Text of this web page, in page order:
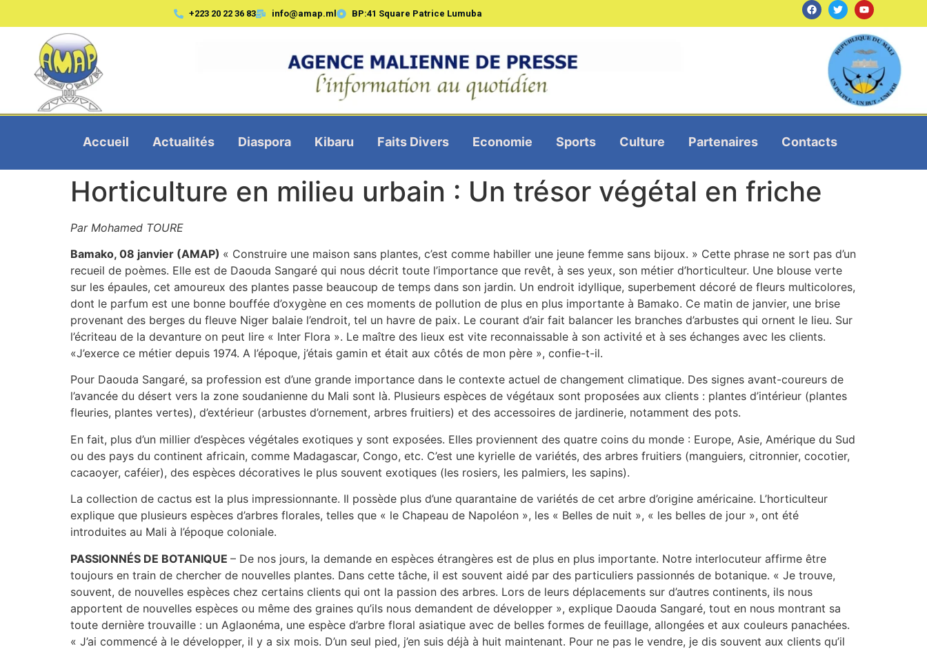
+223 20 22 36 83 info@amap.ml BP:41 Square Patrice Lumuba
Accueil Actualités Diaspora Kibaru Faits Divers Economie Sports Culture Partenaires Contacts
Horticulture en milieu urbain : Un trésor végétal en friche
Par Mohamed TOURE
Bamako, 08 janvier (AMAP) « Construire une maison sans plantes, c’est comme habiller une jeune femme sans bijoux. » Cette phrase ne sort pas d’un
recueil de poèmes. Elle est de Daouda Sangaré qui nous décrit toute l’importance que revêt, à ses yeux, son métier d’horticulteur. Une blouse verte
sur les épaules, cet amoureux des plantes passe beaucoup de temps dans son jardin. Un endroit idyllique, superbement décoré de fleurs multicolores,
dont le parfum est une bonne bouffée d’oxygène en ces moments de pollution de plus en plus importante à Bamako. Ce matin de janvier, une brise
provenant des berges du fleuve Niger balaie l’endroit, tel un havre de paix. Le courant d’air fait balancer les branches d’arbustes qui ornent le lieu. Sur
l’écriteau de la devanture on peut lire « Inter Flora ». Le maître des lieux est vite reconnaissable à son activité et à ses échanges avec les clients.
«J’exerce ce métier depuis 1974. A l’époque, j’étais gamin et était aux côtés de mon père », confie-t-il.
Pour Daouda Sangaré, sa profession est d’une grande importance dans le contexte actuel de changement climatique. Des signes avant-coureurs de
l’avancée du désert vers la zone soudanienne du Mali sont là. Plusieurs espèces de végétaux sont proposées aux clients : plantes d’intérieur (plantes
fleuries, plantes vertes), d’extérieur (arbustes d’ornement, arbres fruitiers) et des accessoires de jardinerie, notamment des pots.
En fait, plus d’un millier d’espèces végétales exotiques y sont exposées. Elles proviennent des quatre coins du monde : Europe, Asie, Amérique du Sud
ou des pays du continent africain, comme Madagascar, Congo, etc. C’est une kyrielle de variétés, des arbres fruitiers (manguiers, citronnier, cocotier,
cacaoyer, caféier), des espèces décoratives le plus souvent exotiques (les rosiers, les palmiers, les sapins).
La collection de cactus est la plus impressionnante. Il possède plus d’une quarantaine de variétés de cet arbre d’origine américaine. L’horticulteur
explique que plusieurs espèces d’arbres florales, telles que « le Chapeau de Napoléon », les « Belles de nuit », « les belles de jour », ont été
introduites au Mali à l’époque coloniale.
PASSIONNÉS DE BOTANIQUE – De nos jours, la demande en espèces étrangères est de plus en plus importante. Notre interlocuteur affirme être
toujours en train de chercher de nouvelles plantes. Dans cette tâche, il est souvent aidé par des particuliers passionnés de botanique. « Je trouve,
souvent, de nouvelles espèces chez certains clients qui ont la passion des arbres. Lors de leurs déplacements sur d’autres continents, ils nous
apportent de nouvelles espèces ou même des graines qu’ils nous demandent de développer », explique Daouda Sangaré, tout en nous montrant sa
toute dernière trouvaille : un Aglaonéma, une espèce d’arbre floral asiatique avec de belles formes de feuillage, allongées et aux couleurs panachées.
« J’ai commencé à le développer, il y a six mois. D’un seul pied, j’en suis déjà à huit maintenant. Pour ne pas le vendre, je dis souvent aux clients qu’il